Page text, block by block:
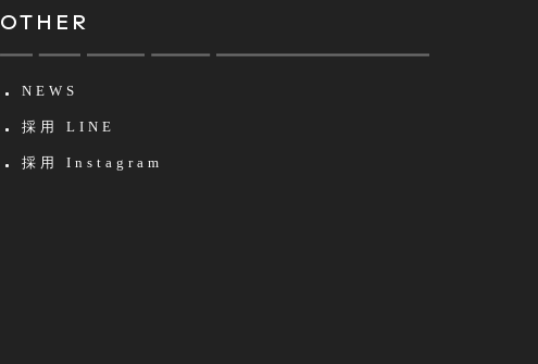
OTHER
NEWS
採用 LINE
採用 Instagram